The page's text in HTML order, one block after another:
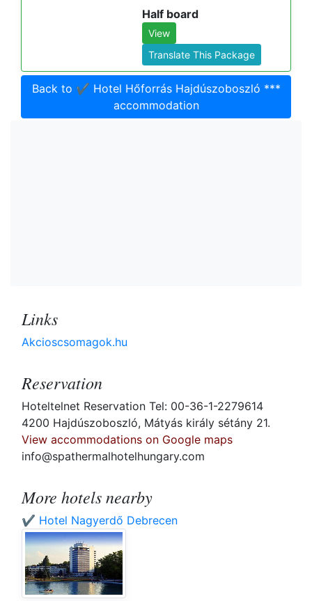
Half board
View
Translate This Package
Back to ✔️ Hotel Hőforrás Hajdúszoboszló ***
accommodation
Links
Akcioscsomagok.hu
Reservation
Hoteltelnet Reservation Tel: 00-36-1-2279614
4200 Hajdúszoboszló, Mátyás király sétány 21.
View accommodations on Google maps
info@spathermalhotelhungary.com
More hotels nearby
✔️ Hotel Nagyerdő Debrecen